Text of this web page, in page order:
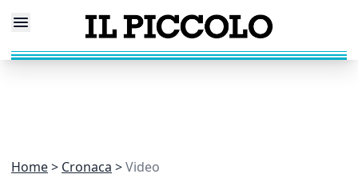
Home Cronaca Video